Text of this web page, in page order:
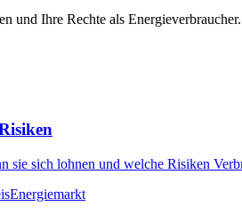
und Ihre Rechte als Energieverbraucher.
sich lohnen und welche Risiken
Energiemarkt